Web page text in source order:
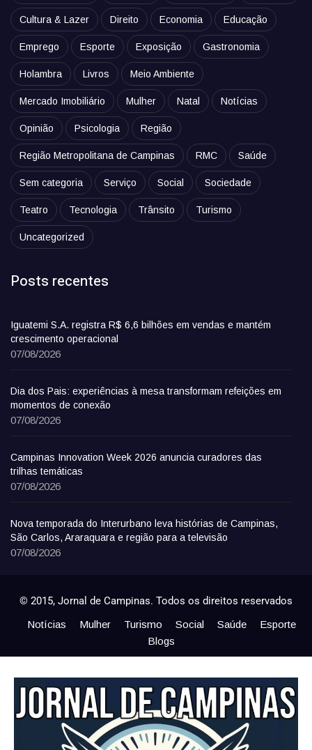
Cultura & Lazer Direito Economia Educação
Emprego Esporte Exposição Gastronomia
Holambra Livros Meio Ambiente
Mercado Imobiliário Mulher Natal Notícias
Opinião Psicologia Região
Região Metropolitana de Campinas RMC Saúde
Sem categoria Serviço Social Sociedade
Teatro Tecnologia Trânsito Turismo
Uncategorized
Posts recentes
Iguatemi S.A. registra R$ 6,6 bilhões em vendas e mantém
crescimento operacional
07/08/2026
Dia dos Pais: experiências à mesa transformam refeições em
momentos de conexão
07/08/2026
Campinas Innovation Week 2026 anuncia curadores das
trilhas temáticas
07/08/2026
Nova temporada do Interurbano leva histórias de Campinas,
São Carlos, Araraquara e região para a televisão
07/08/2026
© 2015, Jornal de Campinas. Todos os direitos reservados
Notícias Mulher Turismo Social Saúde
Esporte
Blogs